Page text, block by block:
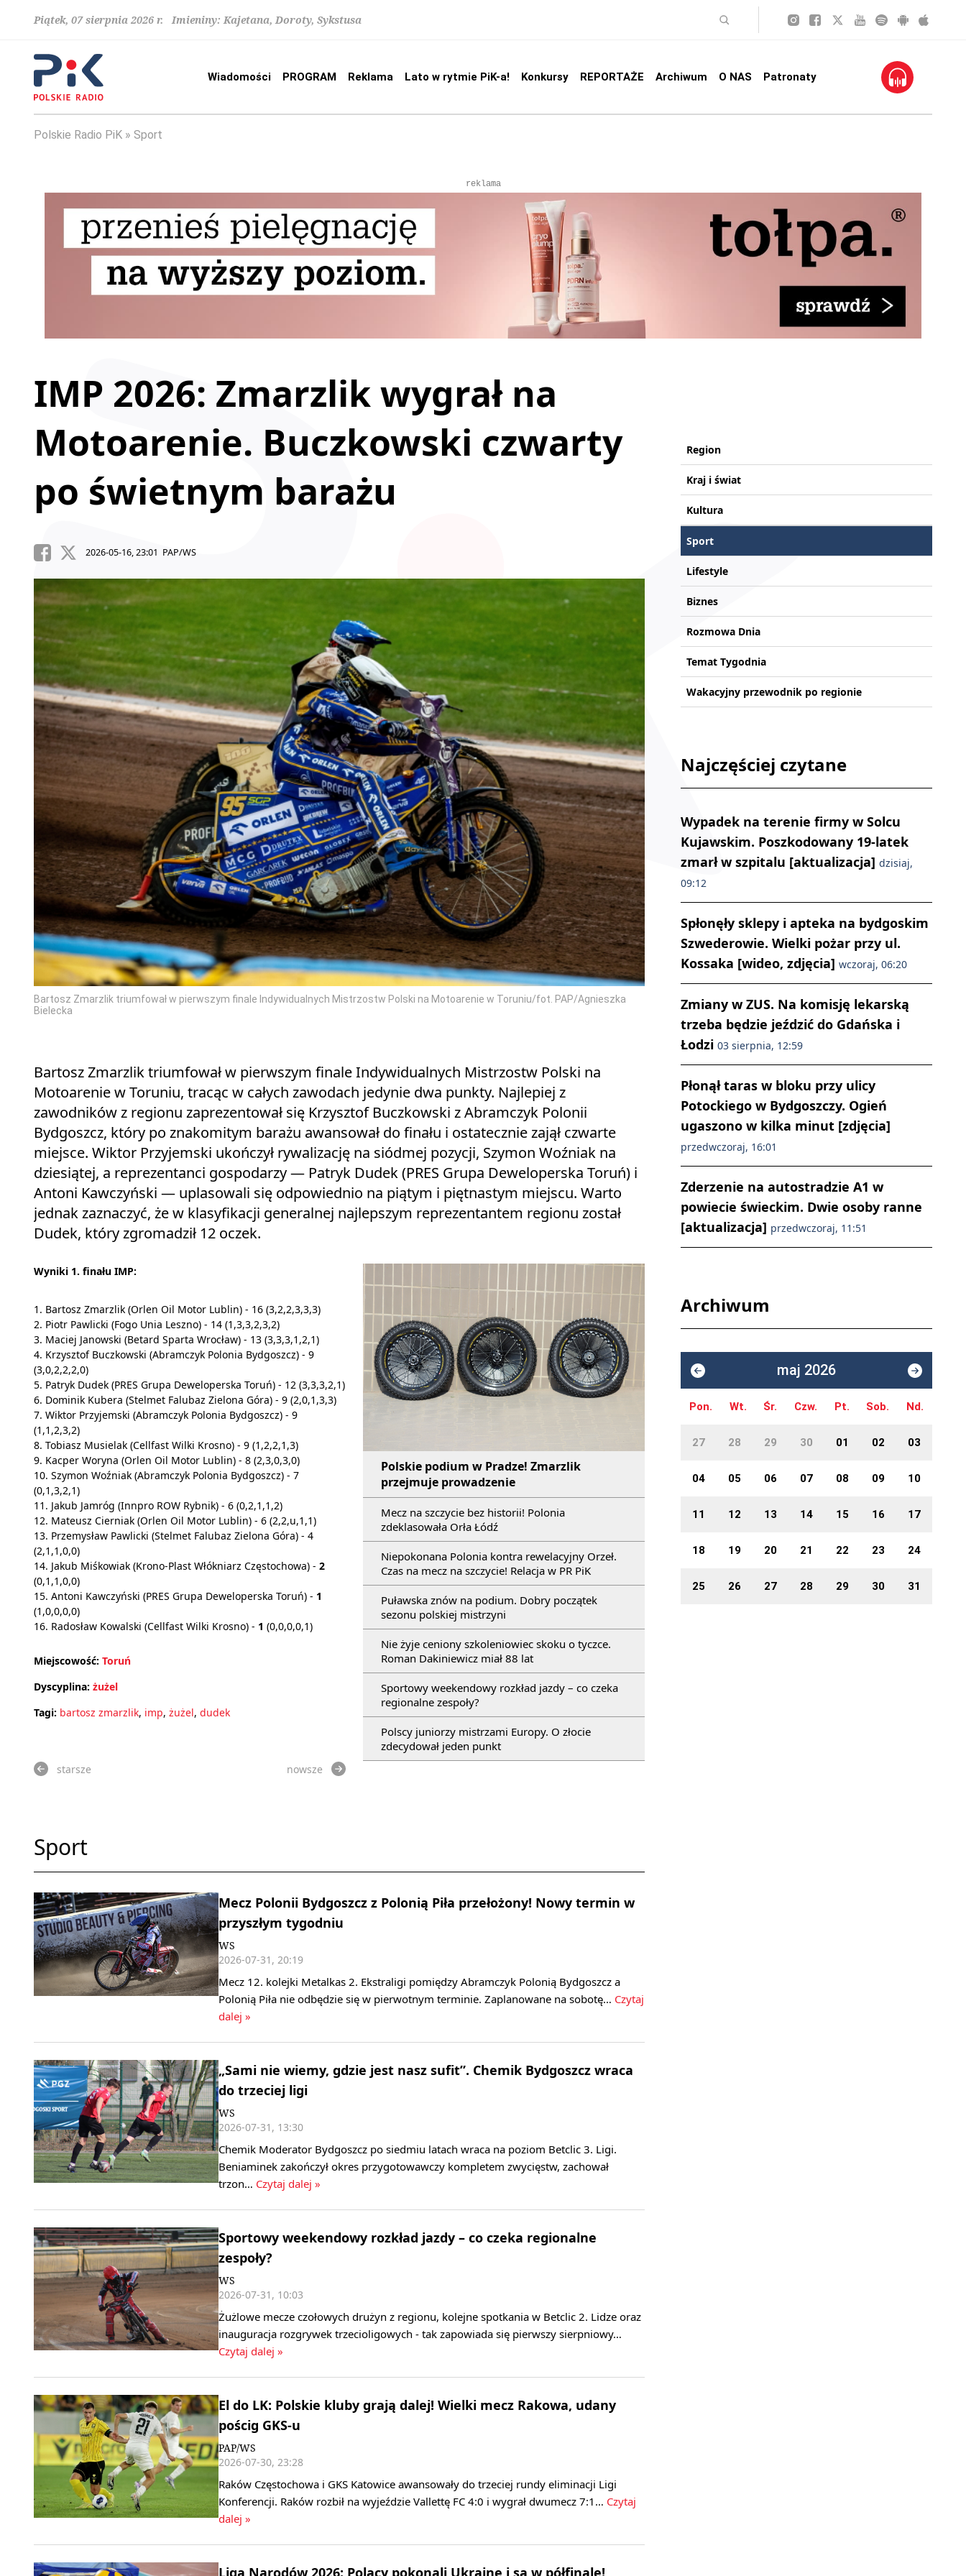
Piątek, 07 sierpnia 2026 r. Imieniny: Kajetana, Doroty, Sykstusa
Wiadomości PROGRAM Reklama Lato w rytmie PiK-a! Konkursy REPORTAŻE Archiwum O NAS Patronaty
Polskie Radio PiK Sport
reklama
IMP 2026: Zmarzlik wygrał na
Motoarenie. Buczkowski czwarty
po świetnym barażu
2026-05-16, 23:01 PAP/WS
Bartosz Zmarzlik triumfował w pierwszym finale Indywidualnych Mistrzostw Polski na Motoarenie w Toruniu/fot. PAP/Agnieszka
Bielecka
Bartosz Zmarzlik triumfował w pierwszym finale Indywidualnych Mistrzostw Polski na
Motoarenie w Toruniu, tracąc w całych zawodach jedynie dwa punkty. Najlepiej z
zawodników z regionu zaprezentował się Krzysztof Buczkowski z Abramczyk Polonii
Bydgoszcz, który po znakomitym barażu awansował do finału i ostatecznie zajął czwarte
miejsce. Wiktor Przyjemski ukończył rywalizację na siódmej pozycji, Szymon Woźniak na
dziesiątej, a reprezentanci gospodarzy — Patryk Dudek (PRES Grupa Deweloperska Toruń) i
Antoni Kawczyński — uplasowali się odpowiednio na piątym i piętnastym miejscu. Warto
jednak zaznaczyć, że w klasyfikacji generalnej najlepszym reprezentantem regionu został
Dudek, który zgromadził 12 oczek.
Polskie podium w Pradze! Zmarzlik
przejmuje prowadzenie
Mecz na szczycie bez historii! Polonia
zdeklasowała Orła Łódź
Niepokonana Polonia kontra rewelacyjny Orzeł.
Czas na mecz na szczycie! Relacja w PR PiK
Puławska znów na podium. Dobry początek
sezonu polskiej mistrzyni
Nie żyje ceniony szkoleniowiec skoku o tyczce.
Roman Dakiniewicz miał 88 lat
Sportowy weekendowy rozkład jazdy – co czeka
regionalne zespoły?
Polscy juniorzy mistrzami Europy. O złocie
zdecydował jeden punkt
Wyniki 1. finału IMP:
1. Bartosz Zmarzlik (Orlen Oil Motor Lublin) - 16 (3,2,2,3,3,3)
2. Piotr Pawlicki (Fogo Unia Leszno) - 14 (1,3,3,2,3,2)
3. Maciej Janowski (Betard Sparta Wrocław) - 13 (3,3,3,1,2,1)
4. Krzysztof Buczkowski (Abramczyk Polonia Bydgoszcz) - 9
(3,0,2,2,2,0)
5. Patryk Dudek (PRES Grupa Deweloperska Toruń) - 12 (3,3,3,2,1)
6. Dominik Kubera (Stelmet Falubaz Zielona Góra) - 9 (2,0,1,3,3)
7. Wiktor Przyjemski (Abramczyk Polonia Bydgoszcz) - 9
(1,1,2,3,2)
8. Tobiasz Musielak (Cellfast Wilki Krosno) - 9 (1,2,2,1,3)
9. Kacper Woryna (Orlen Oil Motor Lublin) - 8 (2,3,0,3,0)
10. Szymon Woźniak (Abramczyk Polonia Bydgoszcz) - 7
(0,1,3,2,1)
11. Jakub Jamróg (Innpro ROW Rybnik) - 6 (0,2,1,1,2)
12. Mateusz Cierniak (Orlen Oil Motor Lublin) - 6 (2,2,u,1,1)
13. Przemysław Pawlicki (Stelmet Falubaz Zielona Góra) - 4
(2,1,1,0,0)
14. Jakub Miśkowiak (Krono-Plast Włókniarz Częstochowa) - 2
(0,1,1,0,0)
15. Antoni Kawczyński (PRES Grupa Deweloperska Toruń) - 1
(1,0,0,0,0)
16. Radosław Kowalski (Cellfast Wilki Krosno) - 1 (0,0,0,0,1)
Miejscowość: Toruń
Dyscyplina: żużel
Tagi: bartosz zmarzlik, imp, żużel, dudek
starsze nowsze
Sport
Mecz Polonii Bydgoszcz z Polonią Piła przełożony! Nowy termin w
przyszłym tygodniu
WS
2026-07-31, 20:19
Mecz 12. kolejki Metalkas 2. Ekstraligi pomiędzy Abramczyk Polonią Bydgoszcz a
Polonią Piła nie odbędzie się w pierwotnym terminie. Zaplanowane na sobotę… Czytaj
dalej »
„Sami nie wiemy, gdzie jest nasz sufit”. Chemik Bydgoszcz wraca
do trzeciej ligi
WS
2026-07-31, 13:30
Chemik Moderator Bydgoszcz po siedmiu latach wraca na poziom Betclic 3. Ligi.
Beniaminek zakończył okres przygotowawczy kompletem zwycięstw, zachował
trzon… Czytaj dalej »
Sportowy weekendowy rozkład jazdy – co czeka regionalne
zespoły?
WS
2026-07-31, 10:03
Żużlowe mecze czołowych drużyn z regionu, kolejne spotkania w Betclic 2. Lidze oraz
inauguracja rozgrywek trzecioligowych - tak zapowiada się pierwszy sierpniowy…
Czytaj dalej »
El do LK: Polskie kluby grają dalej! Wielki mecz Rakowa, udany
pościg GKS-u
PAP/WS
2026-07-30, 23:28
Raków Częstochowa i GKS Katowice awansowały do trzeciej rundy eliminacji Ligi
Konferencji. Raków rozbił na wyjeździe Vallettę FC 4:0 i wygrał dwumecz 7:1… Czytaj
dalej »
Liga Narodów 2026: Polacy pokonali Ukrainę i są w półfinale!
Region
Kraj i świat
Kultura
Sport
Lifestyle
Biznes
Rozmowa Dnia
Temat Tygodnia
Wakacyjny przewodnik po regionie
Najczęściej czytane
Wypadek na terenie firmy w Solcu
Kujawskim. Poszkodowany 19-latek
zmarł w szpitalu [aktualizacja] dzisiaj,
09:12
Spłonęły sklepy i apteka na bydgoskim
Szwederowie. Wielki pożar przy ul.
Kossaka [wideo, zdjęcia] wczoraj, 06:20
Zmiany w ZUS. Na komisję lekarską
trzeba będzie jeździć do Gdańska i
Łodzi 03 sierpnia, 12:59
Płonął taras w bloku przy ulicy
Potockiego w Bydgoszczy. Ogień
ugaszono w kilka minut [zdjęcia]
przedwczoraj, 16:01
Zderzenie na autostradzie A1 w
powiecie świeckim. Dwie osoby ranne
[aktualizacja] przedwczoraj, 11:51
Archiwum
maj 2026
Pon. Wt. Śr. Czw. Pt. Sob. Nd.
27 28 29 30 01 02 03
04 05 06 07 08 09 10
11 12 13 14 15 16 17
18 19 20 21 22 23 24
25 26 27 28 29 30 31